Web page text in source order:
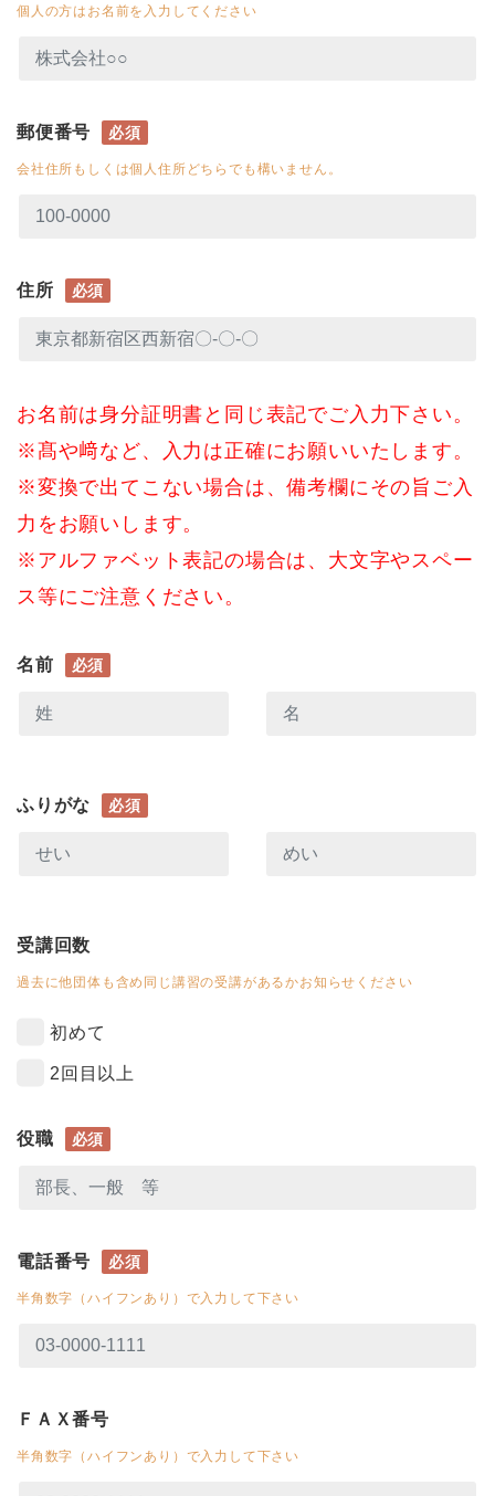
個人の方はお名前を入力してください
郵便番号 必須
会社住所もしくは個人住所どちらでも構いません。
住所 必須
お名前は身分証明書と同じ表記でご入力下さい。
※髙や﨑など、入力は正確にお願いいたします。
※変換で出てこない場合は、備考欄にその旨ご入
力をお願いします。
※アルファベット表記の場合は、大文字やスペー
ス等にご注意ください。
名前 必須
ふりがな 必須
受講回数
過去に他団体も含め同じ講習の受講があるかお知らせください
初めて
2回目以上
役職 必須
電話番号 必須
半角数字（ハイフンあり）で入力して下さい
ＦＡＸ番号
半角数字（ハイフンあり）で入力して下さい